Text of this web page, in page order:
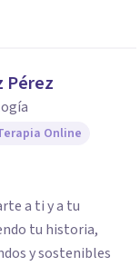
Pérez
Online
a ti y a tu
tu historia,
y sostenibles